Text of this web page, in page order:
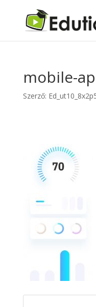
mobile-
Szerző: